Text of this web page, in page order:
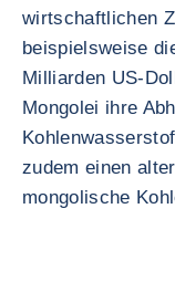
wirtschaftlichen
beispielsweise
Milliarden US-
Mongolei ihre
zudem einen
mongolische